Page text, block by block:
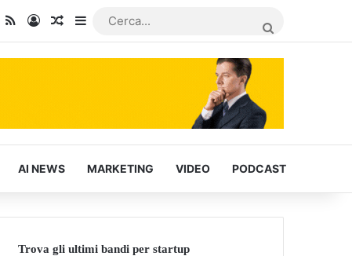
Tube
RSSAccediArticoli Casuali
Barra laterale
AI NEWS MARKETING VIDEO PODCAST
Trova gli ultimi bandi per startup